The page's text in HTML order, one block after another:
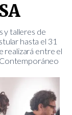
y talleres de
hasta el 31
realizará entre el